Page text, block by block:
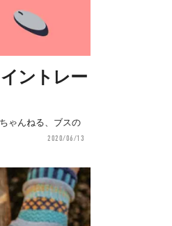
ントレー
ゃんねる、ブスの
2020/06/13